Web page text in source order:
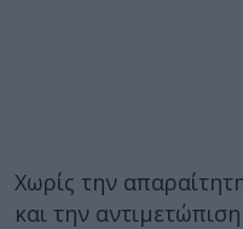
Χωρίς την
και την